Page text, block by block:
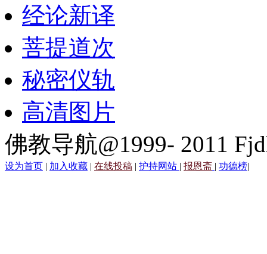
经论新译
菩提道次
秘密仪轨
高清图片
佛教导航@1999- 2011
设为首页 | 加入收藏 | 在线投稿 | 护持网站 | 报恩斋 | 功德榜|